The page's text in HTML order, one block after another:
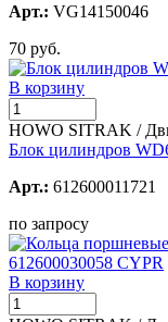
Арт.: VG14150046
70 руб.
В корзину
HOWO SITRAK /
Блок цилиндров
Арт.: 612600011721
по запросу
В корзину